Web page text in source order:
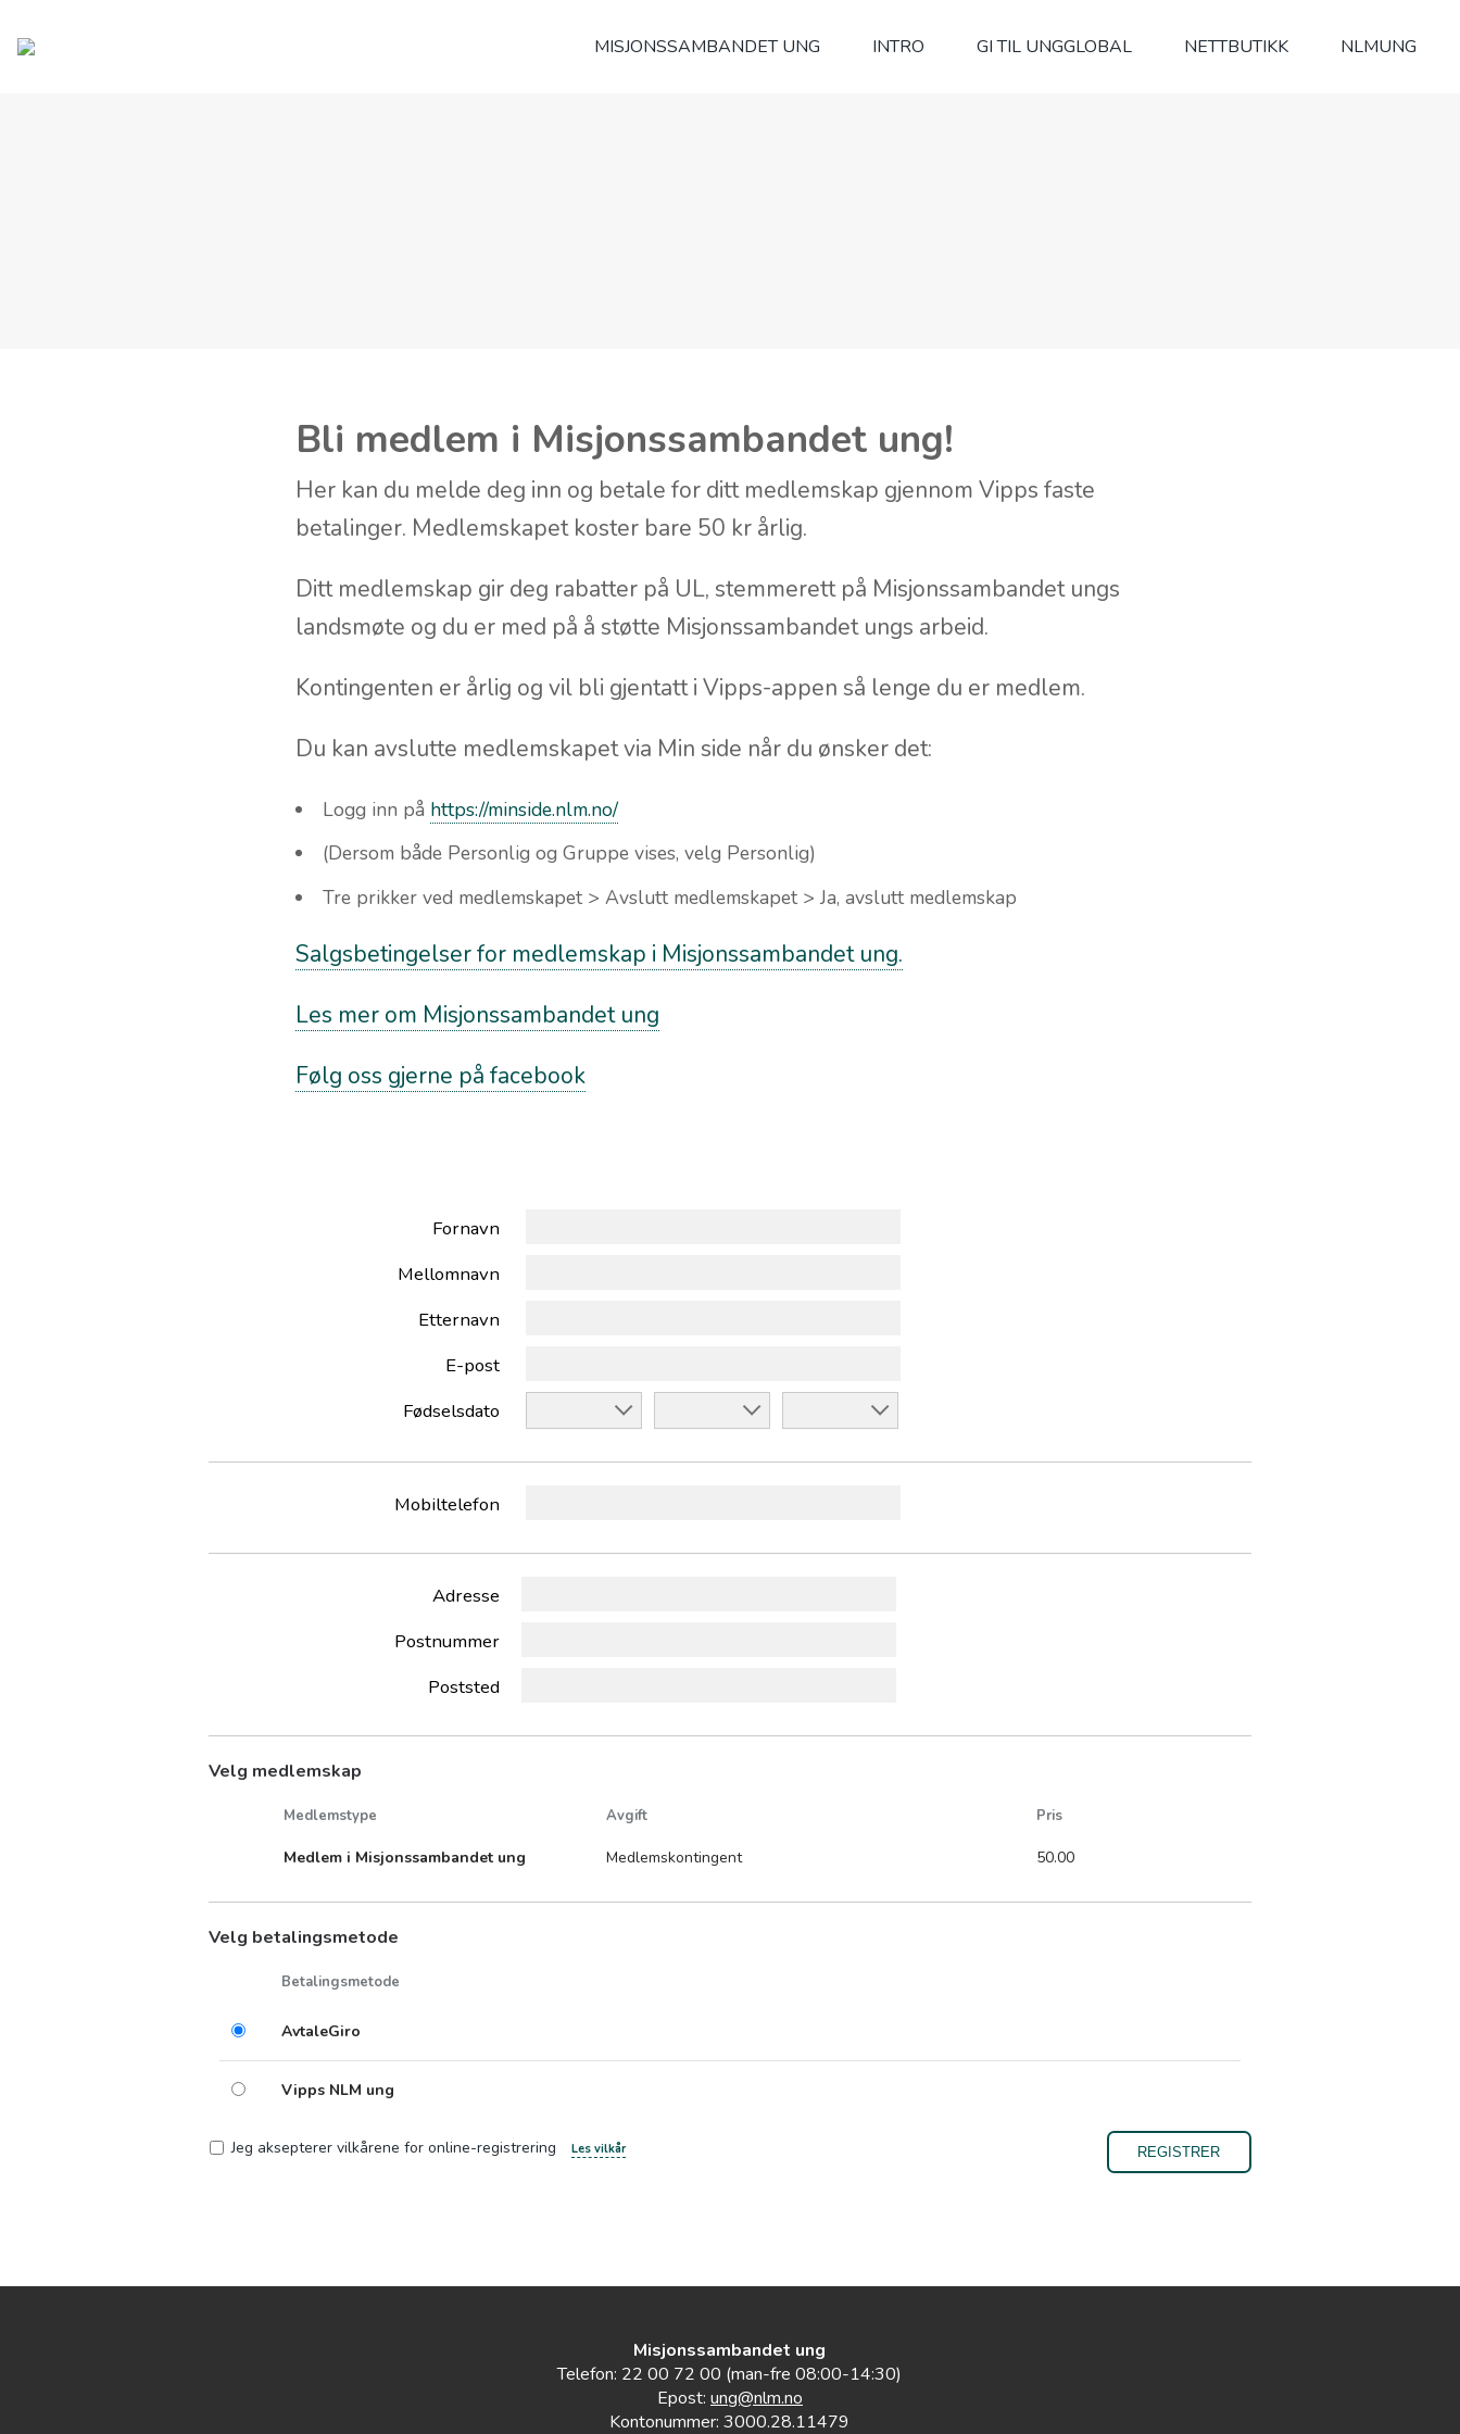
MISJONSSAMBANDET UNG INTRO GI TIL UNGGLOBAL NETTBUTIKK NLMUNG
Bli medlem i Misjonssambandet ung!
Her kan du melde deg inn og betale for ditt medlemskap gjennom Vipps faste
betalinger. Medlemskapet koster bare 50 kr årlig.
Ditt medlemskap gir deg rabatter på UL, stemmerett på Misjonssambandet ungs
landsmøte og du er med på å støtte Misjonssambandet ungs arbeid.
Kontingenten er årlig og vil bli gjentatt i Vipps-appen så lenge du er medlem.
Du kan avslutte medlemskapet via Min side når du ønsker det:
Logg inn på https://minside.nlm.no/
(Dersom både Personlig og Gruppe vises, velg Personlig)
Tre prikker ved medlemskapet > Avslutt medlemskapet > Ja, avslutt medlemskap
Salgsbetingelser for medlemskap i Misjonssambandet ung.
Les mer om Misjonssambandet ung
Følg oss gjerne på facebook
Fornavn
Mellomnavn
Etternavn
E-post
Fødselsdato
Mobiltelefon
Adresse
Postnummer
Poststed
Velg medlemskap
Medlemstype Avgift Pris
Medlem i Misjonssambandet ung Medlemskontingent 50.00
Velg betalingsmetode
Betalingsmetode
AvtaleGiro
Vipps NLM ung
Jeg aksepterer vilkårene for online-registrering Les vilkår
Misjonssambandet ung
Telefon: 22 00 72 00 (man-fre 08:00-14:30)
Epost: ung@nlm.no
Kontonummer: 3000.28.11479